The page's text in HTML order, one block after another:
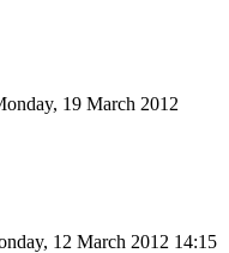
19 March 2012
12 March 2012 14:15